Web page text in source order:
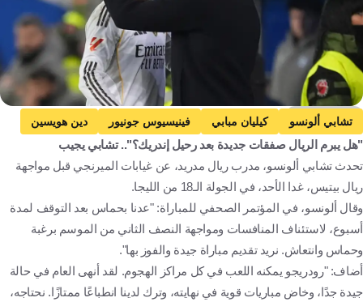
Getty Images
تشابي ألونسو كيليان مبابي فينيسيوس جونيور
دين هويسين
إندريك
ريال مدريد الدوري الإسباني
السوبر الإسباني
إسبانيا
فرنسا البرازيل كرة قدم
"هل يبرم الريال صفقات جديدة بعد رحيل إندريك؟".. تشابي يجيب
تحدث تشابي ألونسو، مدرب ريال مدريد، عن غيابات الميرنجي قبل مواجهة
ريال بيتيس، غدا الأحد، في الجولة الـ18 من الليجا.
وقال ألونسو، في المؤتمر الصحفي للمباراة: "عدنا بحماس بعد التوقف لمدة
أسبوع، لاستئناف المنافسات ومواجهة النصف الثاني من الموسم برغبة
وحماس وانتعاش. نريد تقديم مباراة جيدة والفوز بها".
أضاف: "رودريجو يمكنه اللعب في كل مراكز الهجوم. لقد أنهى العام في حالة
جيدة جدًا، وخاض مباريات قوية في نهايته، وترك لدينا انطباعًا ممتازًا. نحتاجه،